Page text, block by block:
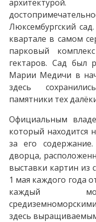
Люксембургский
квартале в самом
парковый
гектаров. Сад был
Марии Медичи в
здесь
памятники тех
Официальным
который находится
за его
дворца,
выставки картин из
1 мая каждого года
каждый
здесь